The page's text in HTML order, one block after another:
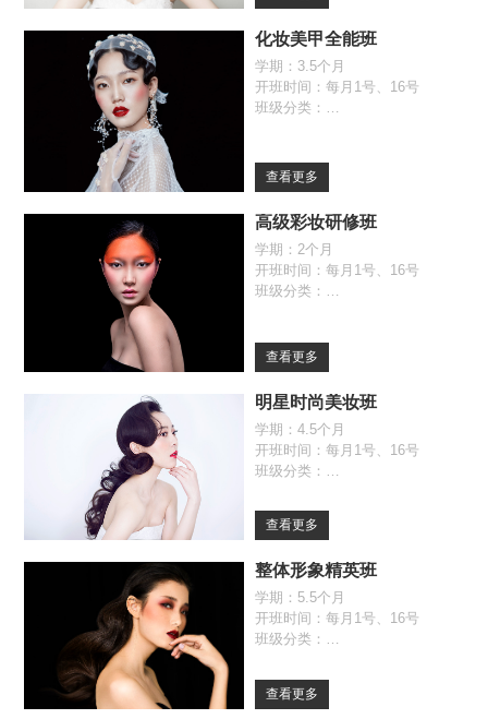
化妆美甲全能班
学期：3.5个月
开班时间：每月1号、16号
班级分类：
查看更多
高级彩妆研修班
学期：2个月
开班时间：每月1号、16号
班级分类：
查看更多
明星时尚美妆班
学期：4.5个月
开班时间：每月1号、16号
班级分类：
自由班（09:30-17:00）
查看更多
整体形象精英班
学期：5.5个月
开班时间：每月1号、16号
班级分类：
自由班（09:30-17:00）
查看更多